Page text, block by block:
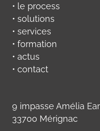
• le process
• solutions
• services
• formation
• actus
• contact
9 impasse Amélia
33700 Mérignac